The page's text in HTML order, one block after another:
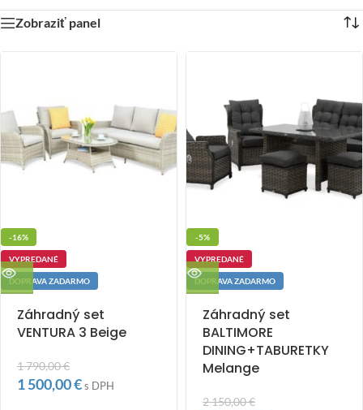
Zobraziť panel
-16%
VYPREDANÉ
DOPRAVA ZADARMO
Záhradný set
VENTURA 3 Beige
1 790,00€
1 500,00€s DPH
-5%
VYPREDANÉ
DOPRAVA ZADARMO
Záhradný set
BALTIMORE
DINING+TABURETKY
Melange
2 150,00€